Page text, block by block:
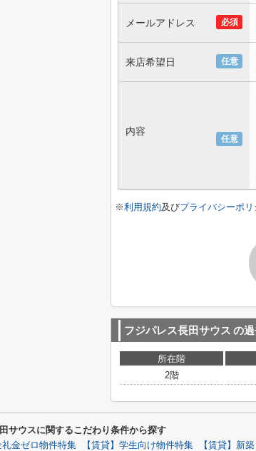
必須
メールアドレス
任意
来店希望日
任意
内容
※利用規約及びプライバシーポリ
フジパレス長田サウス の
所在階
2階
サウスに関するこだわり条件から探す
礼金ゼロ物件特集 【賃貸】学生向け物件特集 【賃貸】新